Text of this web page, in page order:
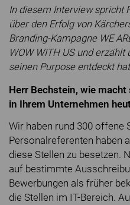
In diesem Interview spricht
über den Erfolg von
Branding-Kampagne WE
WOW WITH US und
seinen Purpose entdeckt
Herr Bechstein, wie
in Ihrem Unternehmen
Wir haben rund 300 offene
Personalreferenten haben
diese Stellen zu besetzen.
auf bestimmte
Bewerbungen als früher
die Stellen im IT-Bereich.